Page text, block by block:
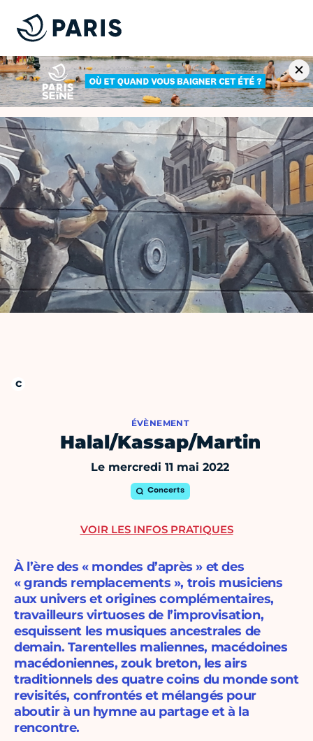
ÉVÈNEMENT
Halal/Kassap/Martin
Le mercredi 11 mai 2022
Concerts
À l’ère des « mondes d’après » et des
« grands remplacements », trois musiciens
aux univers et origines complémentaires,
travailleurs virtuoses de l’improvisation,
esquissent les musiques ancestrales de
demain. Tarentelles maliennes, macédoines
macédoniennes, zouk breton, les airs
traditionnels des quatre coins du monde sont
revisités, confrontés et mélangés pour
aboutir à un hymne au partage et à la
rencontre.
VOIR LES INFOS PRATIQUES